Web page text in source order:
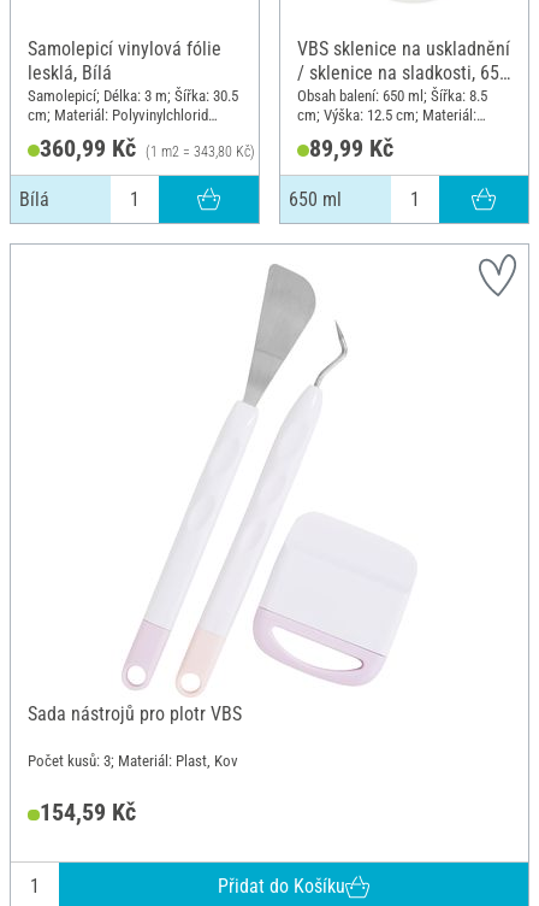
Samolepicí vinylová fólie
lesklá, Bílá
Samolepicí; Délka: 3 m; Šířka: 30.5
cm; Materiál: Polyvinylchlorid
360,99 Kč (1 m2 = 343,80 Kč)
Bílá
VBS sklenice na uskladnění
/ sklenice na sladkosti, 650
ml
Obsah balení: 650 ml; Šířka: 8.5
cm; Výška: 12.5 cm; Materiál:
Nerezová ocel, Sklo
89,99 Kč
650 ml
Sada nástrojů pro plotr VBS
Počet kusů: 3; Materiál: Plast, Kov
154,59 Kč
Přidat do Košíku